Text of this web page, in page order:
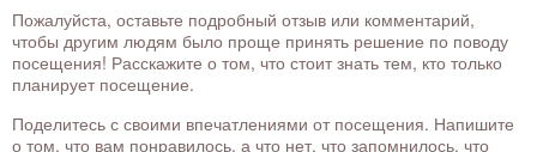
Пожалуйста, оставьте подробный отзыв или комментарий,
чтобы другим людям было проще принять решение по поводу
посещения! Расскажите о том, что стоит знать тем, кто только
планирует посещение.
Поделитесь с своими впечатлениями от посещения. Напишите
о том, что вам понравилось, а что нет, что запомнилось, что